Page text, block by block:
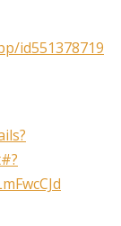
id551378719